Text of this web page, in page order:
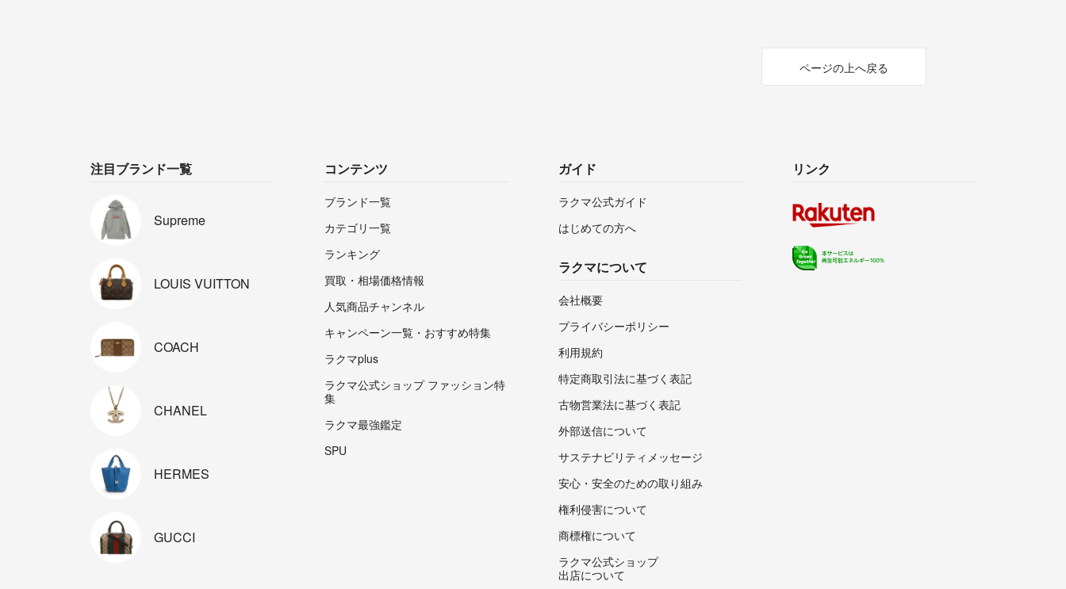
ページの上へ戻る
注目ブランド一覧
Supreme
LOUIS VUITTON
COACH
CHANEL
HERMES
GUCCI
コンテンツ
ブランド一覧
カテゴリ一覧
ランキング
買取・相場価格情報
人気商品チャンネル
キャンペーン一覧・おすすめ特集
ラクマplus
ラクマ公式ショップ ファッション特
集
ラクマ最強鑑定
SPU
ガイド
ラクマ公式ガイド
はじめての方へ
ラクマについて
会社概要
プライバシーポリシー
利用規約
特定商取引法に基づく表記
古物営業法に基づく表記
外部送信について
サステナビリティメッセージ
安心・安全のための取り組み
権利侵害について
商標権について
ラクマ公式ショップ
出店について
リンク